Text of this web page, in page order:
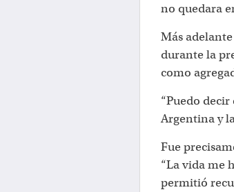
no quedara
Más
durante la
como
“Puedo
Argentina y
Fue
“La vida me
permitió